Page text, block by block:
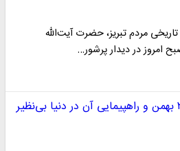
قیام تاریخی مردم تبریز، حضرت آیت‌الله
امروز در دیدار پرشور…